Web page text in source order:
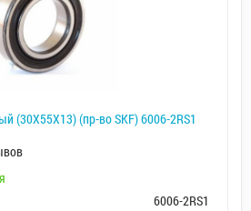
(30X55X13) (пр-во SKF) 6006-2RS1
6006-2RS1